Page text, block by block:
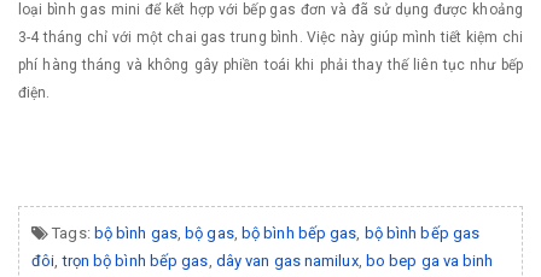
loại bình gas mini để kết hợp với bếp gas đơn và đã sử dụng được khoảng
3-4 tháng chỉ với một chai gas trung bình. Việc này giúp mình tiết kiệm chi
phí hàng tháng và không gây phiền toái khi phải thay thế liên tục như bếp
điện.
Tags: bộ bình gas, bộ gas, bộ bình bếp gas, bộ bình bếp gas
đôi,trọn bộ bình bếp gas, dây van gas namilux, bo bep ga va binh